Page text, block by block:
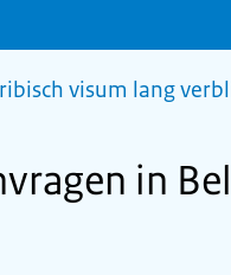
visum lang
in